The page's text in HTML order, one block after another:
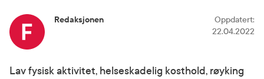
Redaksjonen Oppdatert:
22.04.2022
Lav fysisk aktivitet, helseskadelig kosthold, røyking